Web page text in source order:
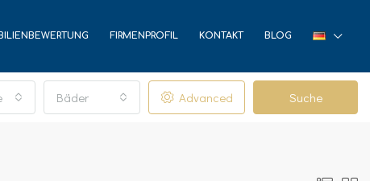
FIRMENPROFIL KONTAKT BLOG
Bäder Advanced Suche